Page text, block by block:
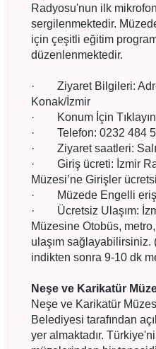
Radyosu'nun ilk
sergilenmektedir.
için çeşitli eğitim
düzenlenmektedir.
· Ziyaret Bilgileri:
Konak/İzmir
·
Konum İçin
· Telefon: 0232 484
· Ziyaret saatleri:
· Giriş ücreti: İzmir
Müzesi’ne Girişler
·
Müzede Engelli
· Ücretsiz Ulaşım:
Müzesine Otobüs,
ulaşım
indikten sonra 9-10 dk
Neşe ve Karikatür
Neşe ve Karikatür
Belediyesi tarafından
yer almaktadır.